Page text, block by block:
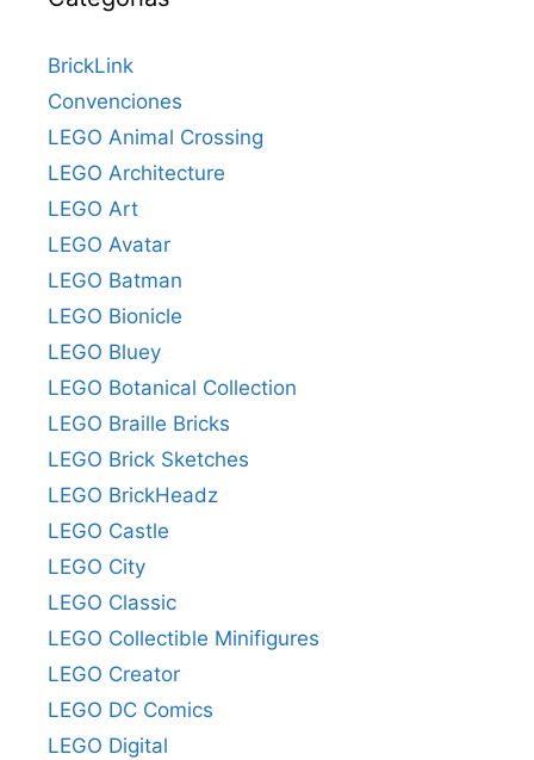
BrickLink
Convenciones
LEGO Animal Crossing
LEGO Architecture
LEGO Art
LEGO Avatar
LEGO Batman
LEGO Bionicle
LEGO Bluey
LEGO Botanical Collection
LEGO Braille Bricks
LEGO Brick Sketches
LEGO BrickHeadz
LEGO Castle
LEGO City
LEGO Classic
LEGO Collectible Minifigures
LEGO Creator
LEGO DC Comics
LEGO Digital